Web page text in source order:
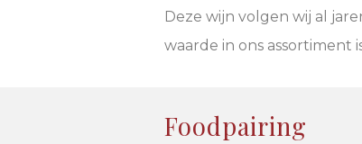
Deze wijn volgen wij al
waarde in ons assortiment
Foodpairing